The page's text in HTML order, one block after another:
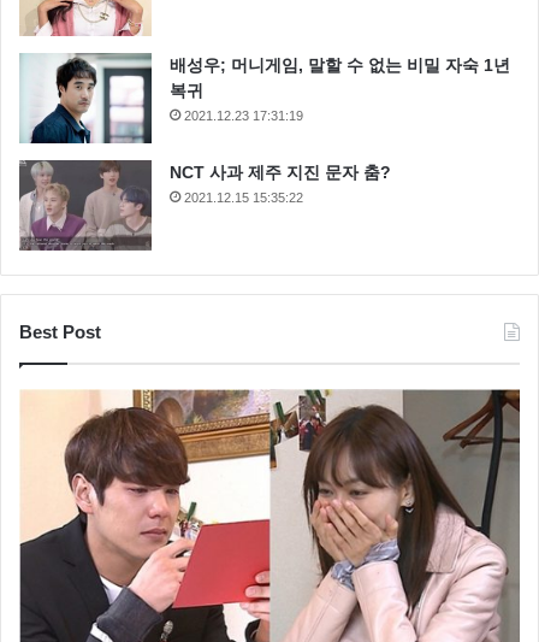
배성우; 머니게임, 말할 수 없는 비밀 자숙 1년
복귀
2021.12.23 17:31:19
NCT 사과 제주 지진 문자 춤?
2021.12.15 15:35:22
Best Post